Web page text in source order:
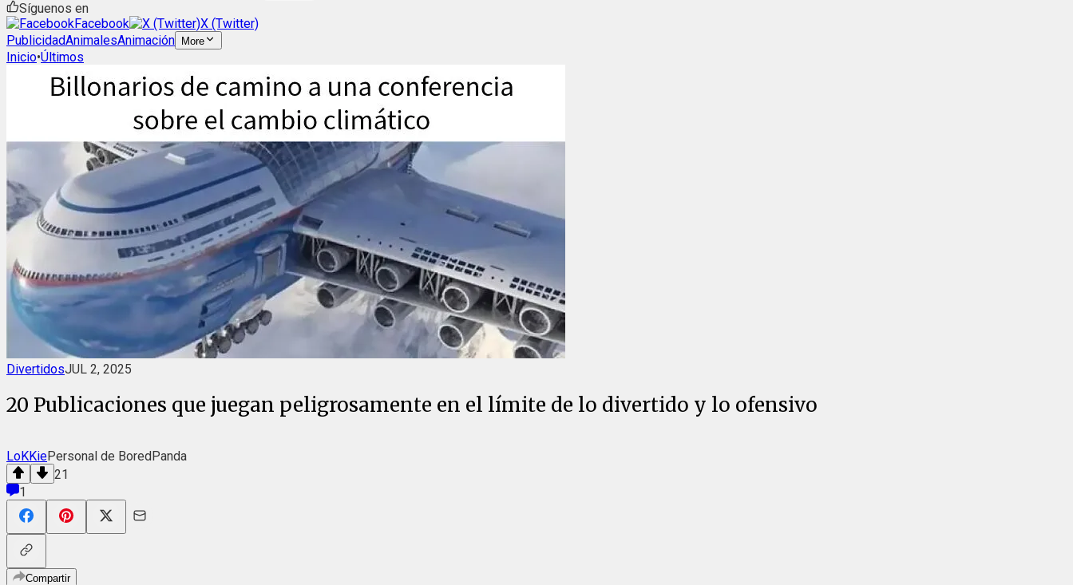
Síguenos en
Facebook
X (Twitter)
PublicidadAnimalesAnimación More
Inicio•Últimos
DivertidosJUL 2, 2025
20 Publicaciones que juegan peligrosamente en el límite de lo divertido y lo ofensivo
LoKKiePersonal de BoredPanda
21
1
Compartir